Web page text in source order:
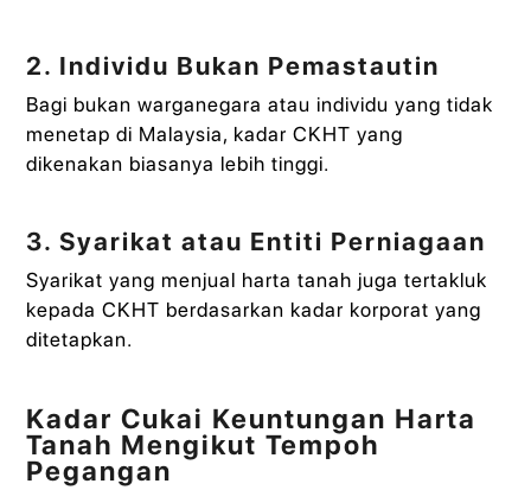
2. Individu Bukan Pemastautin
Bagi bukan warganegara atau individu yang tidak
menetap di Malaysia, kadar CKHT yang
dikenakan biasanya lebih tinggi.
3. Syarikat atau Entiti Perniagaan
Syarikat yang menjual harta tanah juga tertakluk
kepada CKHT berdasarkan kadar korporat yang
ditetapkan.
Kadar Cukai Keuntungan Harta
Tanah Mengikut Tempoh
Pegangan